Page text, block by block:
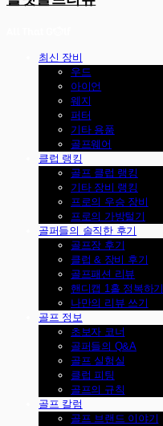
최신 장비
우드
아이언
웨지
퍼터
기타 용품
골프웨어
클럽 랭킹
골프 클럽 랭킹
기타 장비 랭킹
프로의 우승 장비
프로의 가방털기
골퍼들의 솔직한 후기
골프장 후기
클럽 & 장비 후기
골프패션 리뷰
핸디캡 1홀 정복하기
나만의 리뷰 쓰기
골프 정보
초보자 코너
골퍼들의 Q&A
골프 실험실
클럽 피팅
골프의 규칙
골프 칼럼
골프 브랜드 이야기